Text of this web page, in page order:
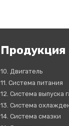
Продукция
10. Двигатель
11. Система питания
12. Система выпуска
13. Система
14. Система смазки